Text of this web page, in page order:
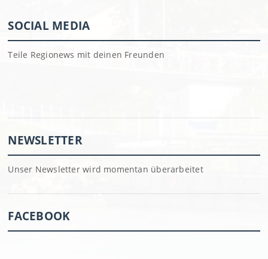
SOCIAL MEDIA
Teile Regionews mit deinen Freunden
NEWSLETTER
Unser Newsletter wird momentan überarbeitet
FACEBOOK